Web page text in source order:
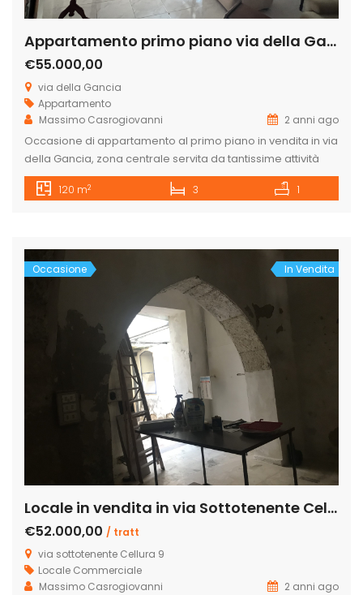
Appartamento primo piano via della Gancia
€55.000,00
via della Gancia
Appartamento
Massimo Casrogiovanni
2 anni ago
Occasione di appartamento al primo piano in vendita in via
della Gancia, zona centrale servita da tantissime attività
commerciali, composto da: ingresso, salone doppio,
cucina abitabile da dove si accede ad un grande terrazzo
che per civile abitazione si presta anche […]
120 m2 3 1
Occasione In Vendita
Locale in vendita in via Sottotenente Cellura 9, Licata
€52.000,00 / tratt
via sottotenente Cellura 9
Locale Commerciale
Massimo Casrogiovanni
2 anni ago